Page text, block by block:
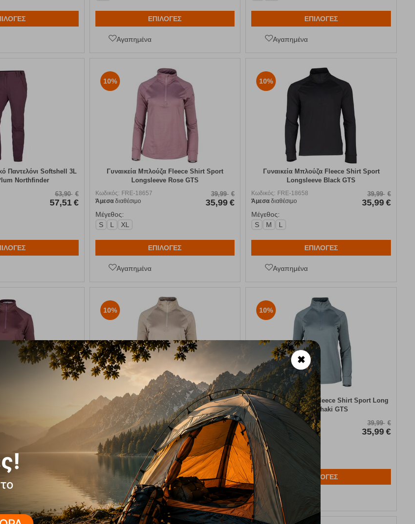
ΕΠΙΛΟΓΕΣ
Αγαπημένα
ΕΠΙΛΟΓΕΣ
Αγαπημένα
Παντελόνι Softshell 3L
Northfinder
63,90 €
57,51 €
10%
Γυναικεία Μπλούζα Fleece Shirt Sport
Longsleeve Rose GTS
Κωδικός: FRE-18657
Άμεσαδιαθέσιμο
39,99 €
35,99 €
Μέγεθος:
S
L XL
ΕΠΙΛΟΓΕΣ
Αγαπημένα
10%
Γυναικεία Μπλούζα Fleece Shirt Sport
Longsleeve Black GTS
Κωδικός: FRE-18658
Άμεσα διαθέσιμο
39,99 €
35,99 €
Μέγεθος:
S
M L
ΕΠΙΛΟΓΕΣ
Αγαπημένα
39,99
35,99
10%
Γυναικεία Μπλούζα Fleece Shirt Sport
Longsleeve Taupe GTS
Κωδικός: FRE-18660
Άμεσα
διαθέσιμο
39,99 €
35,99 €
Μέγεθος:
S
M L XL
ΕΠΙΛΟΓΕΣ
Αγαπημένα
10%
Γυναικεία Μπλούζα Fleece Shirt Sport Long
sleeve Khaki GTS
Κωδικός:
FRE-18661
Άμεσα
διαθέσιμο
39,99 €
35,99 €
Μέγεθος:
L
XL
ΕΠΙΛΟΓΕΣ
Αγαπημένα
✖